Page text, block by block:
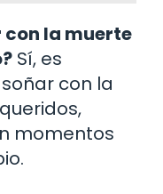
con la muerte
Sí, es
con la
momentos